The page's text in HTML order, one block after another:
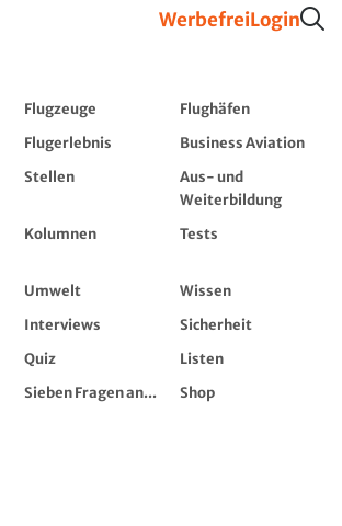
WerbefreiLogin
Flugzeuge
Flughäfen
Flugerlebnis
Business Aviation
Stellen
Aus- und
Weiterbildung
Kolumnen Tests
Umwelt
Wissen
Interviews
Sicherheit
Quiz
Listen
Sieben Fragen an...
Shop